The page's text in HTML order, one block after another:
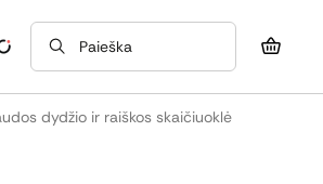
Paieška
dydžio ir raiškos skaičiuoklė